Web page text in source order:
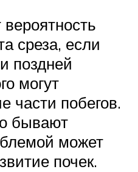
среза, если
поздней
могут
части побегов.
бывают
может
почек.